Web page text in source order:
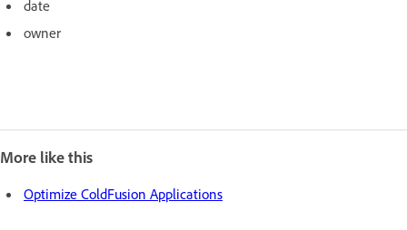
date
owner
More like this
Optimize ColdFusion Applications